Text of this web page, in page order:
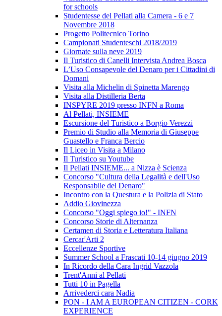
for schools
Studentesse del Pellati alla Camera - 6 e 7
Novembre 2018
Progetto Politecnico Torino
Campionati Studenteschi 2018/2019
Giornate sulla neve 2019
Il Turistico di Canelli Intervista Andrea Bosca
L’Uso Consapevole del Denaro per i Cittadini di
Domani
Visita alla Michelin di Spinetta Marengo
Visita alla Distilleria Berta
INSPYRE 2019 presso INFN a Roma
Al Pellati, INSIEME
Escursione del Turistico a Borgio Verezzi
Premio di Studio alla Memoria di Giuseppe
Guastello e Franca Bercio
Il Liceo in Visita a Milano
Il Turistico su Youtube
Il Pellati INSIEME... a Nizza è Scienza
Concorso "Cultura della Legalità e dell'Uso
Responsabile del Denaro"
Incontro con la Questura e la Polizia di Stato
Addio Giovinezza
Concorso "Oggi spiego io!" - INFN
Concorso Storie di Alternanza
Certamen di Storia e Letteratura Italiana
Cercar'Arti 2
Eccellenze Sportive
Summer School a Frascati 10-14 giugno 2019
In Ricordo della Cara Ingrid Vazzola
Trent'Anni al Pellati
Tutti 10 in Pagella
Arrivederci cara Nadia
PON - I AM A EUROPEAN CITIZEN - CORK
EXPERIENCE